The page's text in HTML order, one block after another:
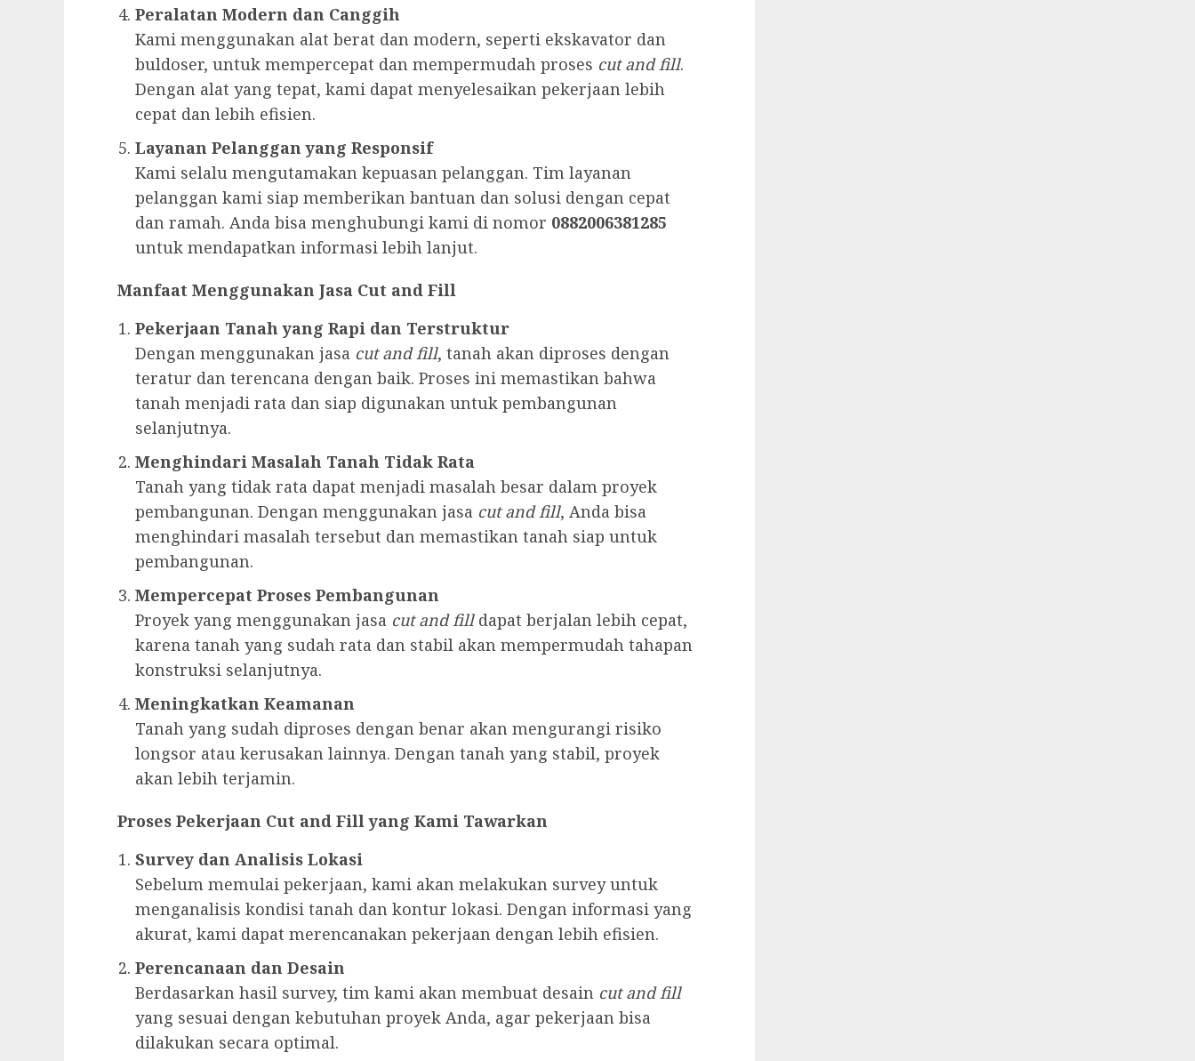
Peralatan Modern dan Canggih
Kami menggunakan alat berat dan modern, seperti ekskavator dan
buldoser, untuk mempercepat dan mempermudah proses cut and fill.
Dengan alat yang tepat, kami dapat menyelesaikan pekerjaan lebih
cepat dan lebih efisien.
Layanan Pelanggan yang Responsif
Kami selalu mengutamakan kepuasan pelanggan. Tim layanan
pelanggan kami siap memberikan bantuan dan solusi dengan cepat
dan ramah. Anda bisa menghubungi kami di nomor 0882006381285
untuk mendapatkan informasi lebih lanjut.
Manfaat Menggunakan Jasa Cut and Fill
Pekerjaan Tanah yang Rapi dan Terstruktur
Dengan menggunakan jasa cut and fill, tanah akan diproses dengan
teratur dan terencana dengan baik. Proses ini memastikan bahwa
tanah menjadi rata dan siap digunakan untuk pembangunan
selanjutnya.
Menghindari Masalah Tanah Tidak Rata
Tanah yang tidak rata dapat menjadi masalah besar dalam proyek
pembangunan. Dengan menggunakan jasa cut and fill, Anda bisa
menghindari masalah tersebut dan memastikan tanah siap untuk
pembangunan.
Mempercepat Proses Pembangunan
Proyek yang menggunakan jasa cut and filldapat berjalan lebih cepat,
karena tanah yang sudah rata dan stabil akan mempermudah tahapan
konstruksi selanjutnya.
Meningkatkan Keamanan
Tanah yang sudah diproses dengan benar akan mengurangi risiko
longsor atau kerusakan lainnya. Dengan tanah yang stabil, proyek
akan lebih terjamin.
Proses Pekerjaan Cut and Fill yang Kami Tawarkan
Survey dan Analisis Lokasi
Sebelum memulai pekerjaan, kami akan melakukan survey untuk
menganalisis kondisi tanah dan kontur lokasi. Dengan informasi yang
akurat, kami dapat merencanakan pekerjaan dengan lebih efisien.
Perencanaan dan Desain
Berdasarkan hasil survey, tim kami akan membuat desain cut and fill
yang sesuai dengan kebutuhan proyek Anda, agar pekerjaan bisa
dilakukan secara optimal.